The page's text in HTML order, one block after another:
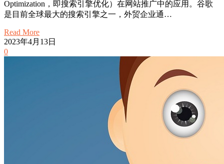
Optimization，即搜索引擎优化）在网站推广中的应用。谷歌
是目前全球最大的搜索引擎之一，外贸企业通…
Read More
2023年4月13日
0